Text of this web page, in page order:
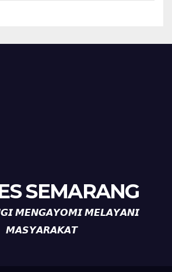
SEMARANG
𝙈𝙀𝙉𝙂𝘼𝙔𝙊𝙈𝙄 𝙈𝙀𝙇𝘼𝙔𝘼𝙉𝙄
𝙈𝘼𝙎𝙔𝘼𝙍𝘼𝙆𝘼𝙏